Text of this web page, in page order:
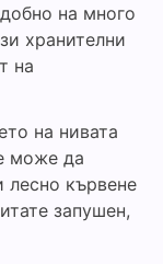
на много
хранителни
на
на нивата
може да
лесно кървене
запушен,